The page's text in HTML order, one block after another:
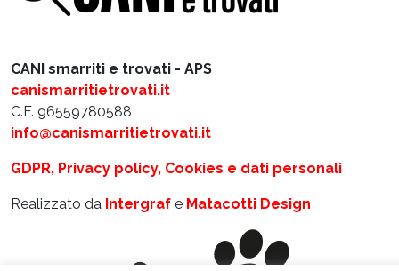
CANI smarriti e trovati - APS
canismarritietrovati.it
C.F. 96559780588
info@canismarritietrovati.it
GDPR, Privacy policy, Cookies e dati personali
Realizzato da Intergraf e Matacotti Design